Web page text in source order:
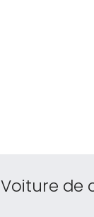
Voiture de